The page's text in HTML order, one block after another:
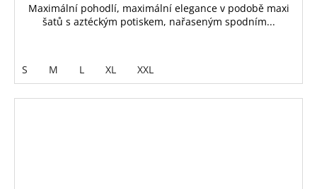
Maximální pohodlí, maximální elegance v podobě maxi
šatů s aztéckým potiskem, nařaseným spodním...
S M L XL XXL